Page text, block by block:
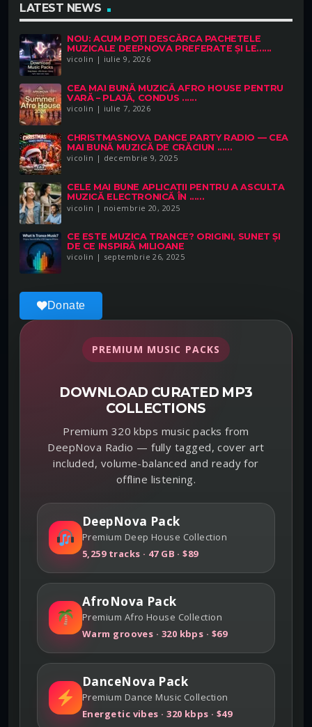
LATEST NEWS
NOU: ACUM POȚI DESCĂRCA PACHETELE
MUZICALE DEEPNOVA PREFERATE ȘI LE......
vicolin | iulie 9, 2026
CEA MAI BUNĂ MUZICĂ AFRO HOUSE PENTRU
VARĂ – PLAJĂ, CONDUS ......
vicolin | iulie 7, 2026
CHRISTMASNOVA DANCE PARTY RADIO — CEA
MAI BUNĂ MUZICĂ DE CRĂCIUN ......
vicolin | decembrie 9, 2025
CELE MAI BUNE APLICAȚII PENTRU A ASCULTA
MUZICĂ ELECTRONICĂ ÎN ......
vicolin | noiembrie 20, 2025
CE ESTE MUZICA TRANCE? ORIGINI, SUNET ȘI
DE CE INSPIRĂ MILIOANE
vicolin | septembrie 26, 2025
Donate
PREMIUM MUSIC PACKS
DOWNLOAD CURATED MP3
COLLECTIONS
Premium 320 kbps music packs from
DeepNova Radio — fully tagged, cover art
included, volume-balanced and ready for
offline listening.
DeepNova Pack
Premium Deep House Collection
5,259 tracks · 47 GB · $89
AfroNova Pack
Premium Afro House Collection
Warm grooves · 320 kbps · $69
DanceNova Pack
Premium Dance Music Collection
Energetic vibes · 320 kbps · $49